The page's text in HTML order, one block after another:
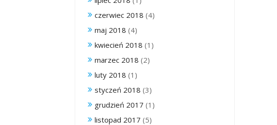
czerwiec 2018 (4)
maj 2018 (4)
kwiecień 2018 (1)
marzec 2018 (2)
luty 2018 (1)
styczeń 2018 (3)
grudzień 2017 (1)
listopad 2017 (5)